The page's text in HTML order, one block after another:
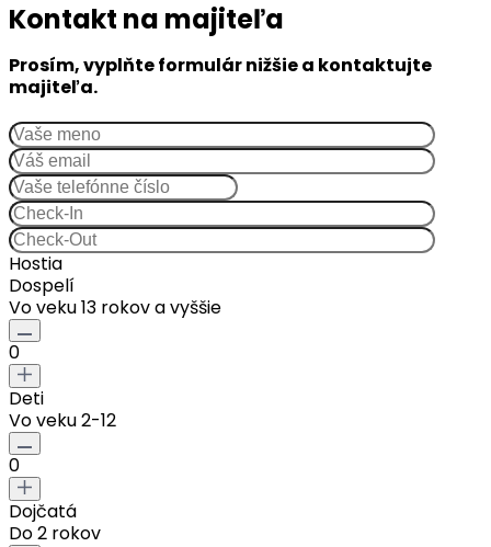
Kontakt na majiteľa
Prosím, vyplňte formulár nižšie a kontaktujte
majiteľa.
Hostia
Dospelí
Vo veku 13 rokov a vyššie
0
Deti
Vo veku 2-12
0
Dojčatá
Do 2 rokov